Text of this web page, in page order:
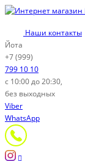
Наши контакты
Йота
+7 (999)
799 10 10
с 10:00 до 20:30,
без выходных
Viber
WhatsApp